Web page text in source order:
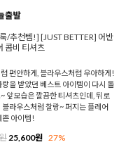
/추천템!] [JUST BETTER] 어반
콤비 티셔츠
편안하게, 블라우스처럼 우아하게!
랑을 받았던 베스트 아이템이 다시 돌
앞모습은 깔끔한 티셔츠인데, 뒤로
블라우스처럼 찰랑~ 퍼지는 플레어
쁜 아이템!
25,600원 27%